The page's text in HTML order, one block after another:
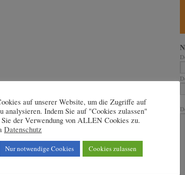
auf unserer Website, um die Zugriffe auf
analysieren. Indem Sie auf "Cookies zulassen"
der Verwendung von ALLEN Cookies zu.
Datenschutz
Nur notwendige Cookies Cookies zulassen